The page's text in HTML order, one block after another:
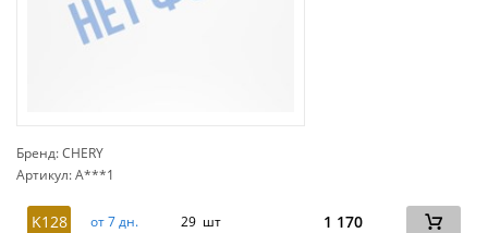
Бренд: CHERY
Артикул: A***1
K128 от 7 дн. 29 шт 1 170